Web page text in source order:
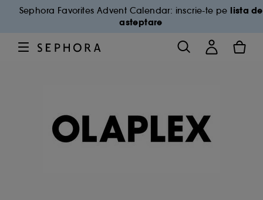
Sephora Favorites Advent Calendar: inscrie-te pe lista de
asteptare